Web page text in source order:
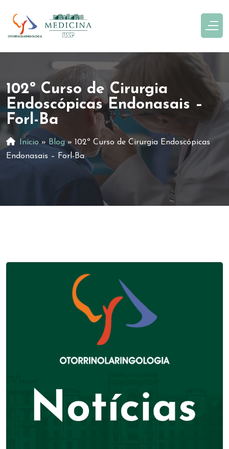
102º Curso de Cirurgia
Endoscópicas Endonasais –
Forl-Ba
Início» Blog» 102º Curso de Cirurgia Endoscópicas
Endonasais – Forl-Ba